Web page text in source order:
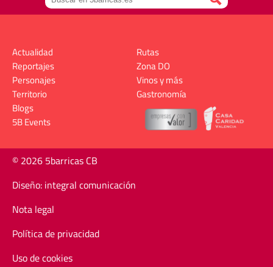
Actualidad
Reportajes
Personajes
Territorio
Rutas
Zona DO
Vinos y más
Gastronomía
Blogs
5B Events
© 2026 5barricas CB
Diseño: integral comunicación
Nota legal
Política de privacidad
Uso de cookies